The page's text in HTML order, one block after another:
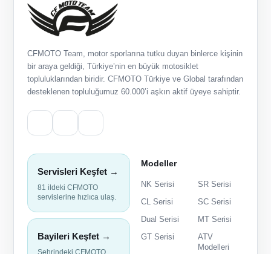
CFMOTO Team, motor sporlarına tutku duyan binlerce kişinin
bir araya geldiği, Türkiye’nin en büyük motosiklet
topluluklarından biridir. CFMOTO Türkiye ve Global tarafından
desteklenen topluluğumuz 60.000’i aşkın aktif üyeye sahiptir.
Servisleri Keşfet →
81 ildeki CFMOTO
servislerine hızlıca ulaş.
Bayileri Keşfet →
Modeller
NK Serisi
SR Serisi
CL Serisi
SC Serisi
Dual Serisi
MT Serisi
GT Serisi
ATV
Modelleri